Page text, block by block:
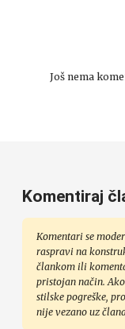
Još nema
Komentiraj
Komentari se
raspravi na
člankom ili
pristojan način.
stilske pogreške,
nije vezano uz